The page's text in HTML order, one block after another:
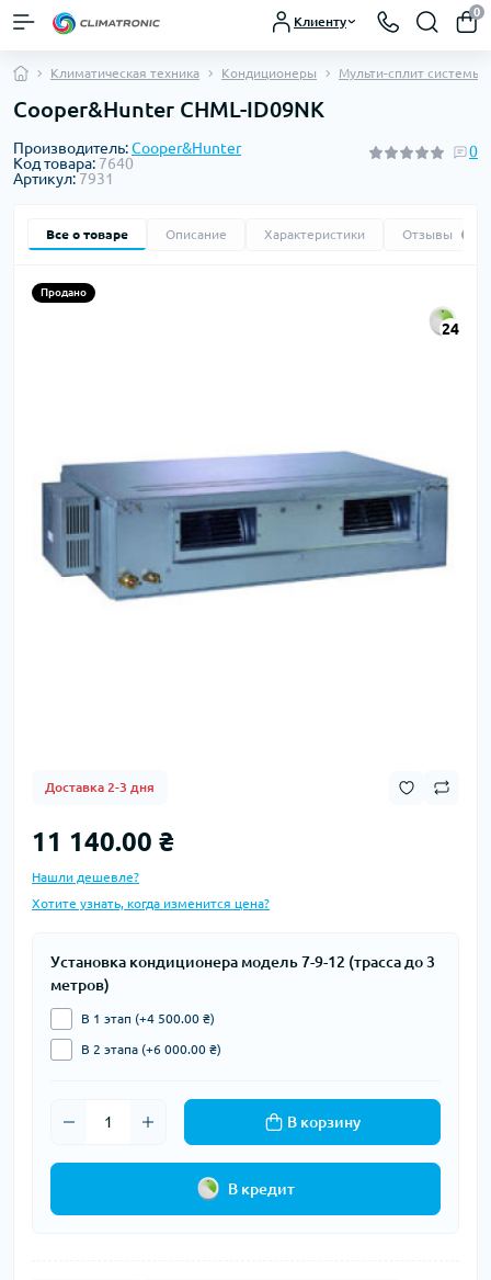
Клиенту
0
Климатическая техника Кондиционеры Мульти-сплит системы
Cooper&Hunter CHML-ID09NK
Производитель:Cooper&Hunter
Код товара: 7640
Артикул: 7931
0
Все о товаре Описание Характеристики Отзывы
Продано
24
Доставка 2-3 дня
11 140.00 ₴
Нашли дешевле?
Хотите узнать, когда изменится цена?
Установка кондиционера модель 7-9-12 (трасса до 3
метров)
В 1 этап (+4 500.00 ₴)
В 2 этапа (+6 000.00 ₴)
В корзину
В кредит